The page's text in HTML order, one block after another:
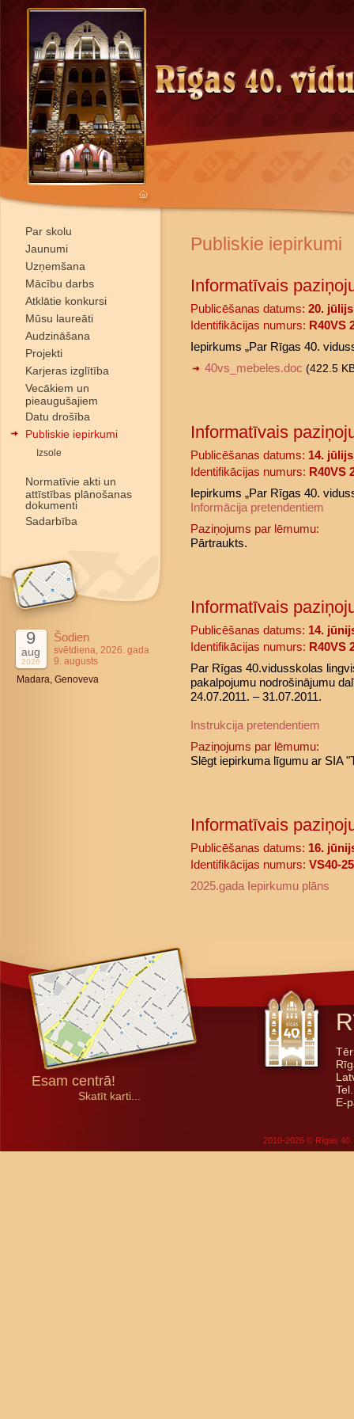
Par skolu
Jaunumi
Uzņemšana
Mācību darbs
Atklātie konkursi
Mūsu laureāti
Audzināšana
Projekti
Karjeras izglītība
Vecākiem un
pieaugušajiem
Datu drošība
Publiskie iepirkumi
Izsole
Normatīvie akti un
attīstības plānošanas
dokumenti
Sadarbība
9
aug
2026
Šodien
svētdiena, 2026. gada
9. augusts
Madara, Genoveva
Publiskie iepirkumi
Informatīvais
Publicēšanas datums: 20. jūlijs
Identifikācijas numurs: R40VS
Iepirkums „Par Rīgas 40.
40vs_mebeles.doc (422.5
Informatīvais
Publicēšanas datums: 14.
Identifikācijas numurs: R40VS
Iepirkums „Par Rīgas 40.
Informācija pretendentiem
Paziņojums par lēmumu:
Pārtraukts.
Informatīvais
Publicēšanas datums: 14.
Identifikācijas numurs: R40VS
Par Rīgas 40.vidusskolas
pakalpojumu nodrošinājumu
24.07.2011. – 31.07.2011.
Instrukcija pretendentiem
Paziņojums par lēmumu:
Slēgt iepirkuma līgumu ar SIA
Informatīvais
Publicēšanas datums: 16.
Identifikācijas numurs: VS40-
2025.gada Iepirkumu plāns
Esam centrā!
Skatīt karti...
E-
2010-2026 © Rīgas